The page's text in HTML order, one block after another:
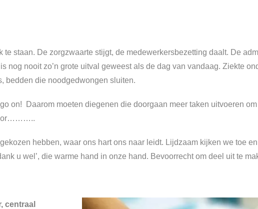
staan. De zorgzwaarte stijgt, de medewerkersbezetting daalt. De
nog nooit zo’n grote uitval geweest als de dag van vandaag. Ziekte
bedden die noodgedwongen sluiten.
on! Daarom moeten diegenen die doorgaan meer taken uitvoeren
hebben, waar ons hart ons naar leidt. Lijdzaam kijken we toe
u wel’, die warme hand in onze hand. Bevoorrecht om deel uit te
centraal